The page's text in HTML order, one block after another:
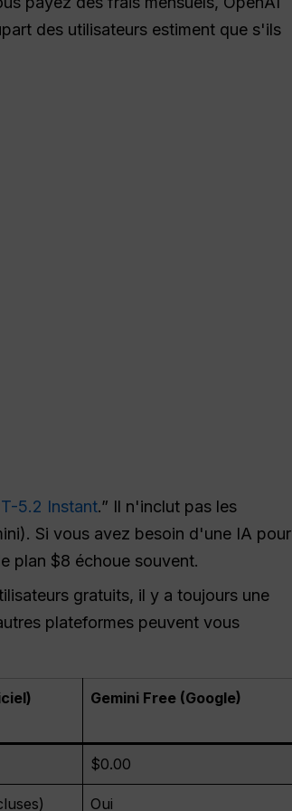
des utilisateurs estiment que s'ils
5.2 Instant.” Il n'inclut pas les
Si vous avez besoin d'une IA pour
plan $8 échoue souvent.
gratuits, il y a toujours une
plateformes peuvent vous
Gemini Free (Google)
$0.00
Oui